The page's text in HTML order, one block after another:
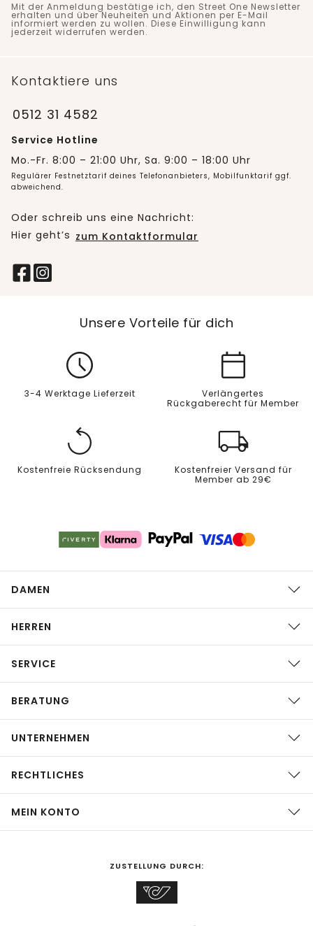
Mit der Anmeldung bestätige ich, den Street One Newsletter
erhalten und über Neuheiten und Aktionen per E-Mail
informiert werden zu wollen. Diese Einwilligung kann
jederzeit widerrufen werden.
Kontaktiere uns
0512 31 4582
Service Hotline
Mo.-Fr. 8:00 – 21:00 Uhr, Sa. 9:00 – 18:00 Uhr
Regulärer Festnetztarif deines Telefonanbieters, Mobilfunktarif ggf.
abweichend.
Oder schreib uns eine Nachricht:
Hier geht’s zum Kontaktformular
Unsere Vorteile für dich
3-4 Werktage Lieferzeit
Verlängertes
Rückgaberecht für Member
Kostenfreie Rücksendung
Kostenfreier Versand für
Member ab 29€
DAMEN
HERREN
SERVICE
BERATUNG
UNTERNEHMEN
RECHTLICHES
MEIN KONTO
ZUSTELLUNG DURCH: